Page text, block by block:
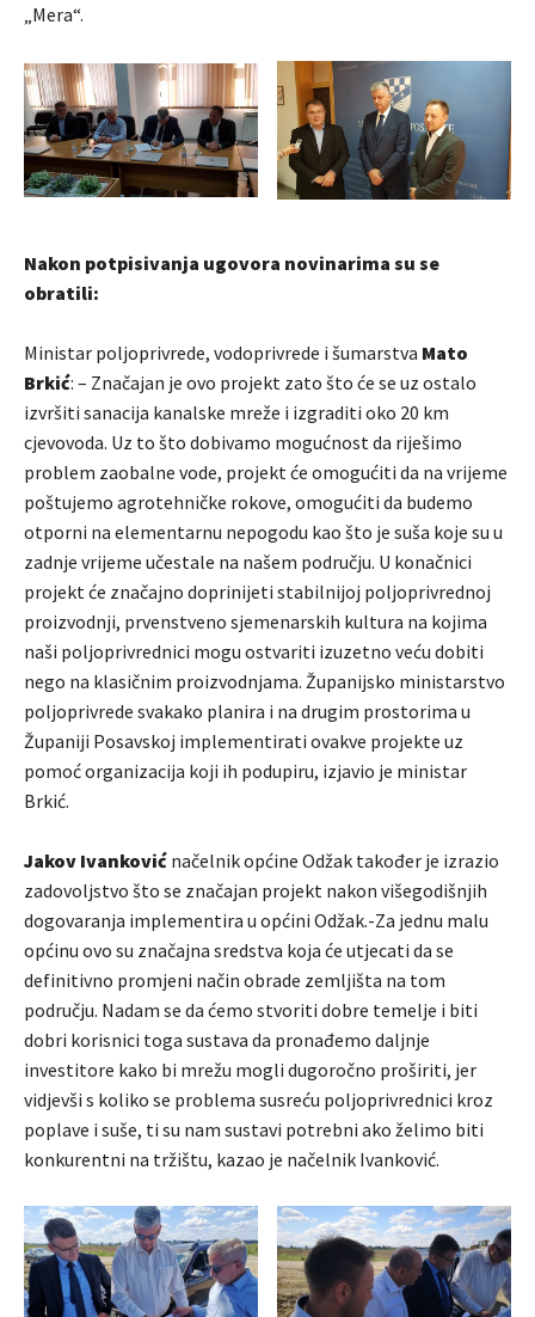
„Mera“.
Nakon potpisivanja ugovora novinarima su se
obratili:
Ministar poljoprivrede, vodoprivrede i šumarstva Mato
Brkić: – Značajan je ovo projekt zato što će se uz ostalo
izvršiti sanacija kanalske mreže i izgraditi oko 20 km
cjevovoda. Uz to što dobivamo mogućnost da riješimo
problem zaobalne vode, projekt će omogućiti da na vrijeme
poštujemo agrotehničke rokove, omogućiti da budemo
otporni na elementarnu nepogodu kao što je suša koje su u
zadnje vrijeme učestale na našem području. U konačnici
projekt će značajno doprinijeti stabilnijoj poljoprivrednoj
proizvodnji, prvenstveno sjemenarskih kultura na kojima
naši poljoprivrednici mogu ostvariti izuzetno veću dobiti
nego na klasičnim proizvodnjama. Županijsko ministarstvo
poljoprivrede svakako planira i na drugim prostorima u
Županiji Posavskoj implementirati ovakve projekte uz
pomoć organizacija koji ih podupiru, izjavio je ministar
Brkić.
Jakov Ivanković načelnik općine Odžak također je izrazio
zadovoljstvo što se značajan projekt nakon višegodišnjih
dogovaranja implementira u općini Odžak.-Za jednu malu
općinu ovo su značajna sredstva koja će utjecati da se
definitivno promjeni način obrade zemljišta na tom
području. Nadam se da ćemo stvoriti dobre temelje i biti
dobri korisnici toga sustava da pronađemo daljnje
investitore kako bi mrežu mogli dugoročno proširiti, jer
vidjevši s koliko se problema susreću poljoprivrednici kroz
poplave i suše, ti su nam sustavi potrebni ako želimo biti
konkurentni na tržištu, kazao je načelnik Ivanković.